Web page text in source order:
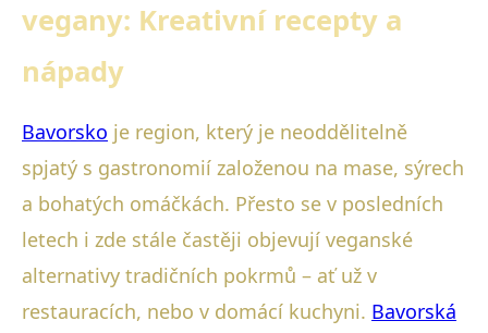
vegany: Kreativní recepty a
nápady
Bavorsko je region, který je neoddělitelně
spjatý s gastronomií založenou na mase, sýrech
a bohatých omáčkách. Přesto se v posledních
letech i zde stále častěji objevují veganské
alternativy tradičních pokrmů – ať už v
restauracích, nebo v domácí kuchyni. Bavorská